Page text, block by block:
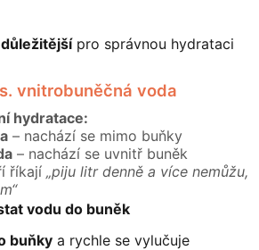
pro správnou hydrataci
vnitrobuněčná voda
hydratace:
– nachází se mimo buňky
– nachází se uvnitř buněk
říkají „piju litr denně a více nemůžu,
vodu do buněk
buňky a rychle se vylučuje